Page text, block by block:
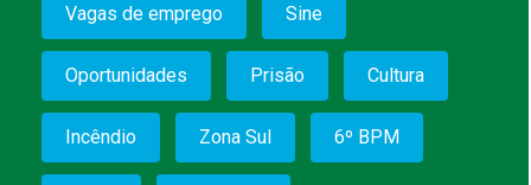
Vagas de emprego Sine
Oportunidades Prisão Cultura
Incêndio Zona Sul 6º BPM